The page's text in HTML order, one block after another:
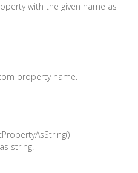
with the given name as
property name.
string.